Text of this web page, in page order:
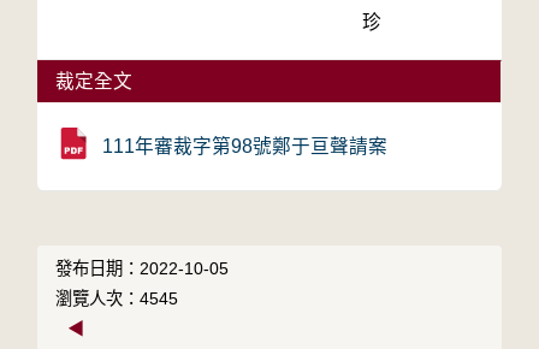
珍
裁定全文
111年審裁字第98號鄭于亘聲請案
發布日期：2022-10-05
瀏覽人次：4545
◀